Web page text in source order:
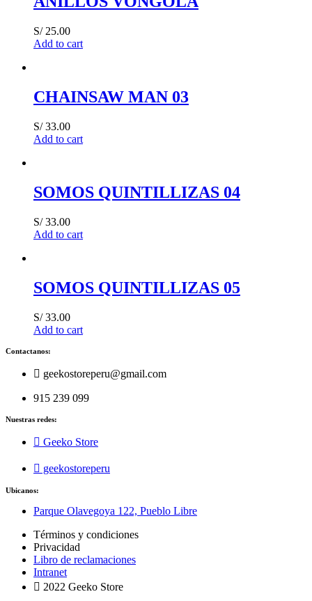
S/25.00
Add to cart
CHAINSAW MAN 03
S/33.00
Add to cart
SOMOS QUINTILLIZAS 04
S/33.00
Add to cart
SOMOS QUINTILLIZAS 05
S/33.00
Add to cart
Contactanos:
geekostoreperu@gmail.com
915 239 099
Nuestras redes:
Geeko Store
geekostoreperu
Ubicanos:
Parque Olavegoya 122, Pueblo Libre
Términos y condiciones
Privacidad
Libro de reclamaciones
Intranet
2022 Geeko Store